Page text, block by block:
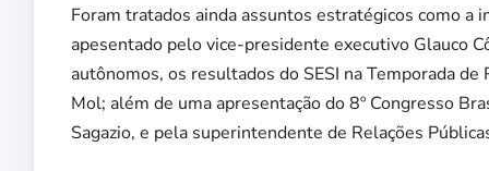
Foram tratados ainda assuntos estratégicos como a
apesentado pelo vice-presidente executivo Glauco
autônomos, os resultados do SESI na Temporada
Mol; além de uma apresentação do 8º Congresso
Sagazio, e pela superintendente de Relações